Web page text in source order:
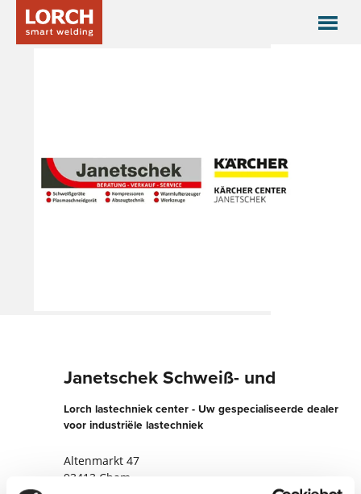
Janetschek Schweiß- und
Lorch lastechniek center - Uw gespecialiseerde dealer
voor industriële lastechniek
Altenmarkt 47
93413 Cham